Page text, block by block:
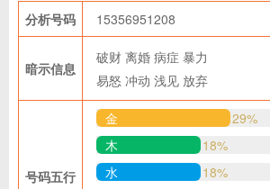
分析号码 15356951208
暗示信息
破财 离婚 病症 暴力
易怒 冲动 浅见 放弃
号码五行
金
29%
木
18%
水
18%